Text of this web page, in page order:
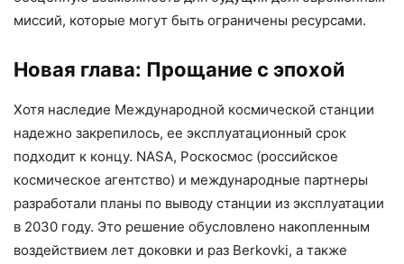
миссий, которые могут быть ограничены ресурсами.
Новая глава: Прощание с эпохой
Хотя наследие Международной космической станции
надежно закрепилось, ее эксплуатационный срок
подходит к концу. NASA, Роскосмос (российское
космическое агентство) и международные партнеры
разработали планы по выводу станции из эксплуатации
в 2030 году. Это решение обусловлено накопленным
воздействием лет доковки и раз Berkovki, а также